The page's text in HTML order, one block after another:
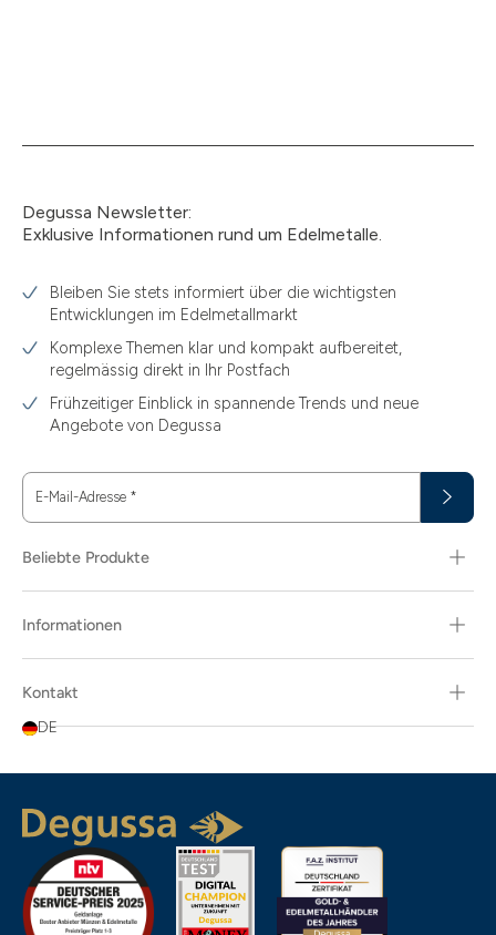
Degussa Newsletter:
Exklusive Informationen rund um Edelmetalle.
Bleiben Sie stets informiert über die wichtigsten
Entwicklungen im Edelmetallmarkt
Komplexe Themen klar und kompakt aufbereitet,
regelmässig direkt in Ihr Postfach
Frühzeitiger Einblick in spannende Trends und neue
Angebote von Degussa
E-Mail-Adresse *
Beliebte Produkte
Informationen
Kontakt
DE